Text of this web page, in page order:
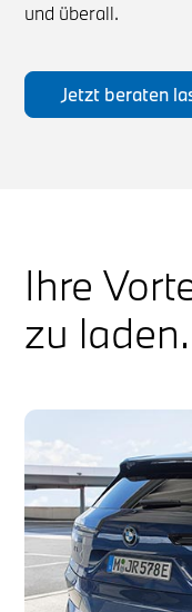
und überall.
Jetzt beraten
Ihre
zu laden.